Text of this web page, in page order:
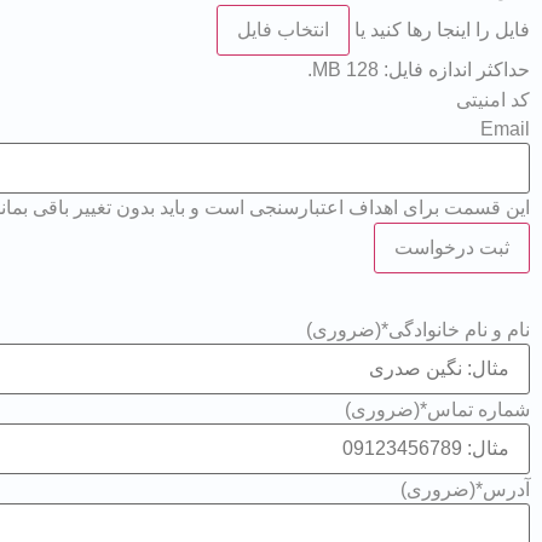
فایل را اینجا رها کنید یا
انتخاب فایل
حداکثر اندازه فایل: 128 MB.
کد امنیتی
Email
این قسمت برای اهداف اعتبارسنجی است و باید بدون تغییر باقی
نام و نام خانوادگی*(ضروری)
شماره تماس*(ضروری)
آدرس*(ضروری)